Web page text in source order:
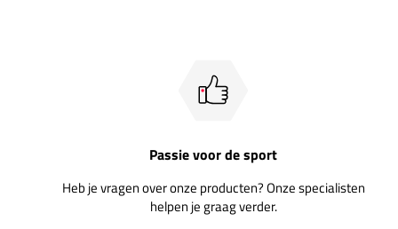
Passie voor de sport
Heb je vragen over onze producten? Onze specialisten
helpen je graag verder.